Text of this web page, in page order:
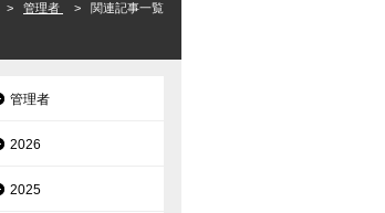
> 管理者 > 関連記事一覧
管理者
2026
2025